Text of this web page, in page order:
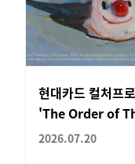
현대카드 컬처프
'The Order of
2026.07.20